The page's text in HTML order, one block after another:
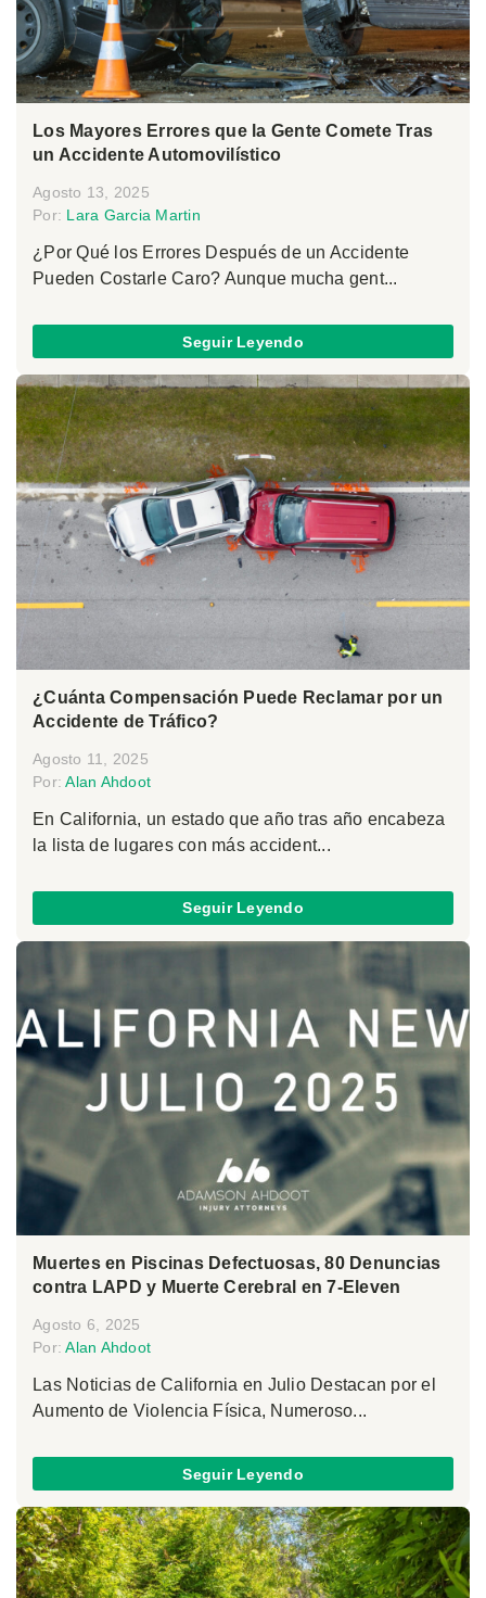
Los Mayores Errores que la Gente Comete Tras
un Accidente Automovilístico
Agosto 13, 2025
Por: Lara Garcia Martin
¿Por Qué los Errores Después de un Accidente
Pueden Costarle Caro? Aunque mucha gent...
Seguir Leyendo
¿Cuánta Compensación Puede Reclamar por un
Accidente de Tráfico?
Agosto 11, 2025
Por:Alan Ahdoot
En California, un estado que año tras año encabeza
la lista de lugares con más accident...
Seguir Leyendo
Muertes en Piscinas Defectuosas, 80 Denuncias
contra LAPD y Muerte Cerebral en 7-Eleven
Agosto 6, 2025
Por:Alan Ahdoot
Las Noticias de California en Julio Destacan por el
Aumento de Violencia Física, Numeroso...
Seguir Leyendo